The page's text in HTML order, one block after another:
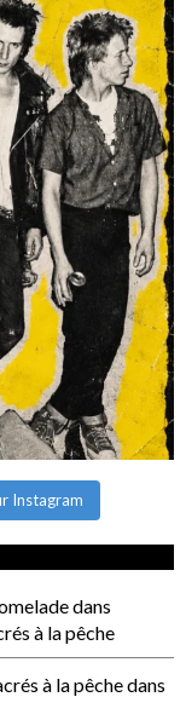
Instagram
dans
à la pêche
à la pêchedans